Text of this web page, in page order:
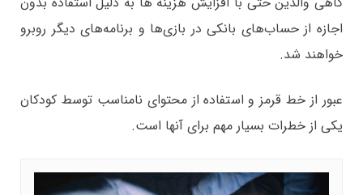
اجازه از حساب‌های بانکی در بازی‌ها و برنامه‌های دیگر روبرو
خواهند شد.
عبور از خط قرمز و استفاده از محتوای نامناسب توسط کودکان
یکی از خطرات بسیار مهم برای آنها است.